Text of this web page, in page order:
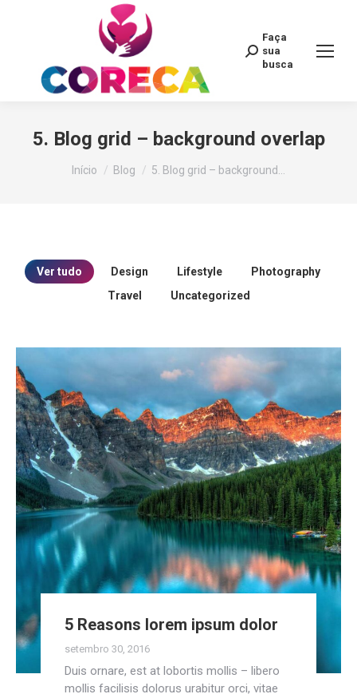
Search:
Faça
sua
busca
5. Blog grid – background overlap
Você está aqui:
Início Blog 5. Blog grid – background…
Ver tudo Design Lifestyle
Photography
Travel
Uncategorized
5 Reasons lorem ipsum dolor
setembro 30, 2016
Duis ornare, est at lobortis mollis – libero
mollis facilisis dolorus urabitur orci, vitae